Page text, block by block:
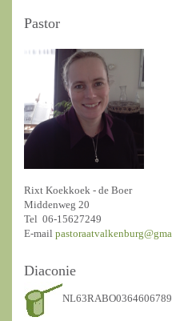
Pastor
Rixt Koekkoek - de Boer
Middenweg 20
Tel 06-15627249
E-mail
Diaconie
NL63RABO0364606789